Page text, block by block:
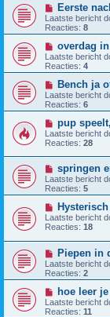
Eerste
Laatste bericht
Reacties: 8
overdag
Laatste bericht
Reacties: 4
Bench ja
Laatste bericht
Reacties: 6
pup
Laatste bericht
Reacties: 28
springen
Laatste bericht
Reacties: 5
Laatste bericht
Reacties: 18
Piepen in
Laatste bericht
Reacties: 2
hoe leer
Laatste bericht
Reacties: 11